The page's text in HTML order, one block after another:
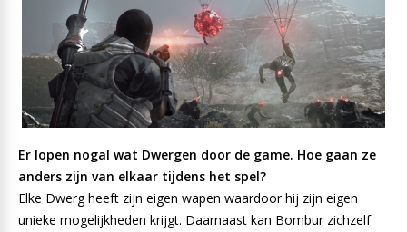
Er lopen nogal wat Dwergen door de game. Hoe gaan ze
anders zijn van elkaar tijdens het spel?
Elke Dwerg heeft zijn eigen wapen waardoor hij zijn eigen
unieke mogelijkheden krijgt. Daarnaast kan Bombur zichzelf